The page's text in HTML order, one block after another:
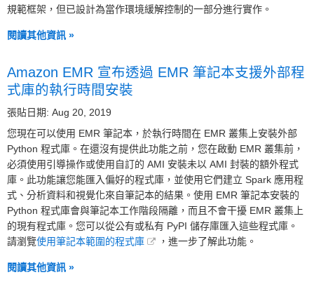
規範框架，但已設計為當作環境緩解控制的一部分進行實作。
閱讀其他資訊 »
Amazon EMR 宣布透過 EMR 筆記本支援外部程
式庫的執行時間安裝
張貼日期: Aug 20, 2019
您現在可以使用 EMR 筆記本，於執行時間在 EMR 叢集上安裝外部
Python 程式庫。在還沒有提供此功能之前，您在啟動 EMR 叢集前，
必須使用引導操作或使用自訂的 AMI 安裝未以 AMI 封裝的額外程式
庫。此功能讓您能匯入偏好的程式庫，並使用它們建立 Spark 應用程
式、分析資料和視覺化來自筆記本的結果。使用 EMR 筆記本安裝的
Python 程式庫會與筆記本工作階段隔離，而且不會干擾 EMR 叢集上
的現有程式庫。您可以從公有或私有 PyPI 儲存庫匯入這些程式庫。
請瀏覽使用筆記本範圍的程式庫 ，進一步了解此功能。
閱讀其他資訊 »